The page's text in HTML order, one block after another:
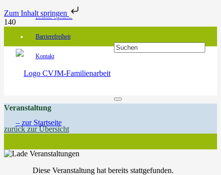
Zum Inhalt springen
Leichte Sprache
Barrierefreiheit
Kontakt
Veranstaltung
zurück zur Übersicht
Diese Veranstaltung hat bereits stattgefunden.